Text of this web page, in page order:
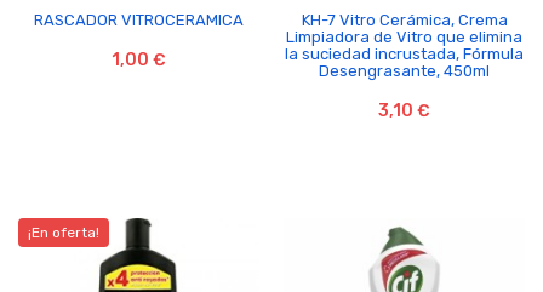
RASCADOR VITROCERAMICA
1,00 €
KH-7 Vitro Cerámica, Crema
Limpiadora de Vitro que elimina
la suciedad incrustada, Fórmula
Desengrasante, 450ml
3,10 €
¡En oferta!